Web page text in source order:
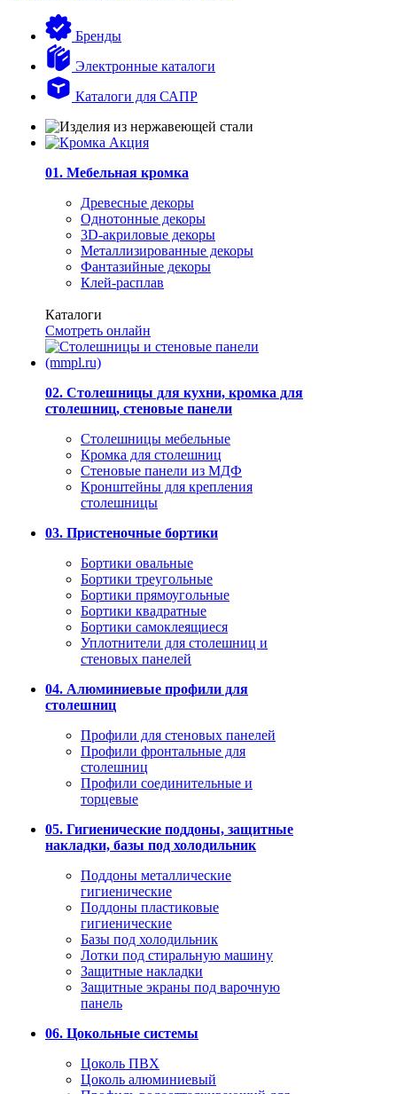
Бренды
Электронные каталоги
Каталоги для САПР
01. Мебельная кромка
Древесные декоры
Однотонные декоры
3D-акриловые декоры
Металлизированные декоры
Фантазийные декоры
Клей-расплав
Каталоги
Смотреть онлайн
02. Столешницы для кухни, кромка для
столешниц, стеновые панели
Столешницы мебельные
Кромка для столешниц
Стеновые панели из МДФ
Кронштейны для крепления
столешницы
03. Пристеночные бортики
Бортики овальные
Бортики треугольные
Бортики прямоугольные
Бортики квадратные
Бортики самоклеящиеся
Уплотнители для столешниц и
стеновых панелей
04. Алюминиевые профили для
столешниц
Профили для стеновых панелей
Профили фронтальные для
столешниц
Профили соединительные и
торцевые
05. Гигиенические поддоны, защитные
накладки, базы под холодильник
Поддоны металлические
гигиенические
Поддоны пластиковые
гигиенические
Базы под холодильник
Лотки под стиральную машину
Защитные накладки
Защитные экраны под варочную
панель
06. Цокольные системы
Цоколь ПВХ
Цоколь алюминиевый